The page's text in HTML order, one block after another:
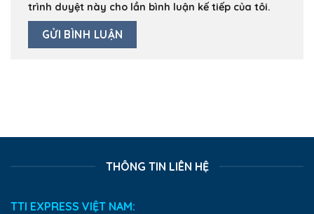
trình duyệt này cho lần bình luận kế tiếp của tôi.
THÔNG TIN LIÊN HỆ
TTI EXPRESS VIỆT NAM: